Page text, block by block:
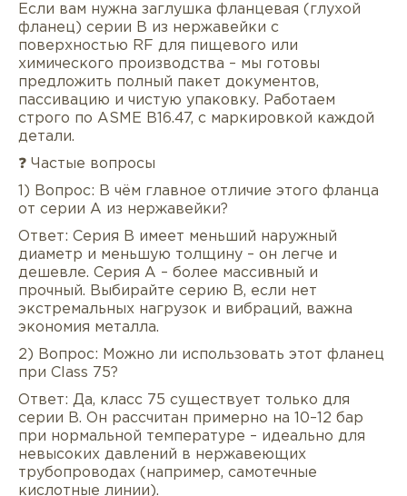
Если вам нужна заглушка фланцевая (глухой
фланец) серии B из нержавейки с
поверхностью RF для пищевого или
химического производства – мы готовы
предложить полный пакет документов,
пассивацию и чистую упаковку. Работаем
строго по ASME B16.47, с маркировкой каждой
детали.
❓ Частые вопросы
1) Вопрос: В чём главное отличие этого фланца
от серии A из нержавейки?
Ответ: Серия B имеет меньший наружный
диаметр и меньшую толщину – он легче и
дешевле. Серия A – более массивный и
прочный. Выбирайте серию B, если нет
экстремальных нагрузок и вибраций, важна
экономия металла.
2) Вопрос: Можно ли использовать этот фланец
при Class 75?
Ответ: Да, класс 75 существует только для
серии B. Он рассчитан примерно на 10–12 бар
при нормальной температуре – идеально для
невысоких давлений в нержавеющих
трубопроводах (например, самотечные
кислотные линии).